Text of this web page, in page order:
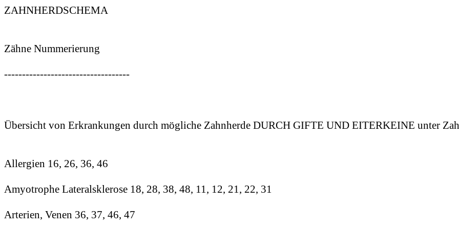
ZAHNHERDSCHEMA
Zähne Nummerierung
-----------------------------------
Übersicht von Erkrankungen durch mögliche Zahnherde DURCH GIFTE UND EITERKEINE unter
Allergien 16, 26, 36, 46
Amyotrophe Lateralsklerose 18, 28, 38, 48, 11, 12, 21, 22, 31
Arterien, Venen 36, 37, 46, 47